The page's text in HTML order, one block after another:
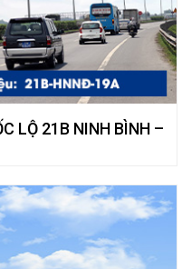
LỘ 21B NINH BÌNH –